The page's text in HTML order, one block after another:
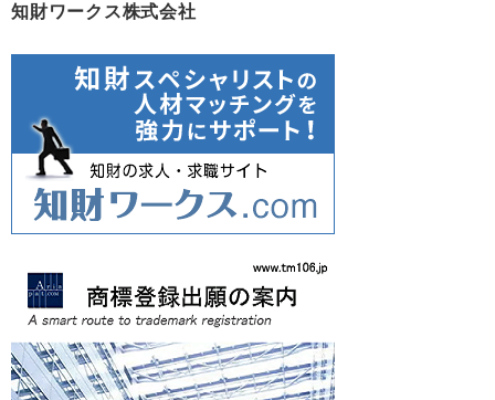
知財ワークス株式会社